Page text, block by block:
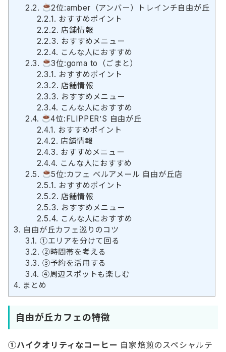
2.2.
2位:amber（アンバー）トレインチ自由が丘
2.2.1. おすすめポイント
2.2.2. 店舗情報
2.2.3. おすすめメニュー
2.2.4. こんな人におすすめ
2.3.
3位:goma to（ごまと）
2.3.1. おすすめポイント
2.3.2. 店舗情報
2.3.3. おすすめメニュー
2.3.4. こんな人におすすめ
2.4.
4位:FLIPPER’S 自由が丘
2.4.1. おすすめポイント
2.4.2. 店舗情報
2.4.3. おすすめメニュー
2.4.4. こんな人におすすめ
2.5.
5位:カフェ ベルアメール 自由が丘店
2.5.1. おすすめポイント
2.5.2. 店舗情報
2.5.3. おすすめメニュー
2.5.4. こんな人におすすめ
3. 自由が丘カフェ巡りのコツ
3.1. ①エリアを分けて回る
3.2. ②時間帯を考える
3.3. ③予約を活用する
3.4. ④周辺スポットも楽しむ
4. まとめ
自由が丘カフェの特徴
①ハイクオリティなコーヒー 自家焙煎のスペシャルテ